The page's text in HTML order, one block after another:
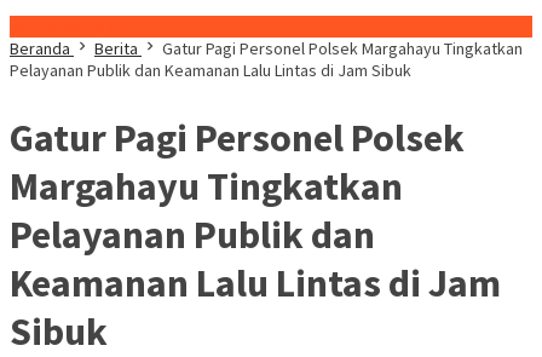
Beranda
Berita
Gatur Pagi Personel Polsek Margahayu Tingkatkan
Pelayanan Publik dan Keamanan Lalu Lintas di Jam Sibuk
Gatur Pagi Personel Polsek
Margahayu Tingkatkan
Pelayanan Publik dan
Keamanan Lalu Lintas di Jam
Sibuk